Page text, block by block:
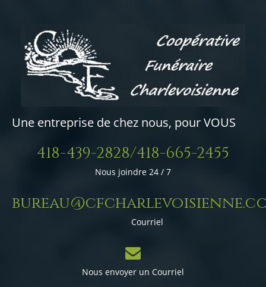
Une entreprise de chez nous, pour VOUS
418-439-2828/418-665-2455
Nous joindre 24 / 7
Courriel
Nous envoyer un Courriel